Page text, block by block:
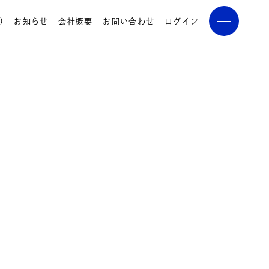
お知らせ 会社概要 お問い合わせ ログイン